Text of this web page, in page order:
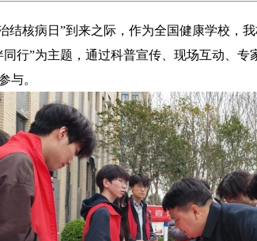
结核病日”到来之际，作为全国健康学校，
行”为主题，通过科普宣传、现场互动、
与。